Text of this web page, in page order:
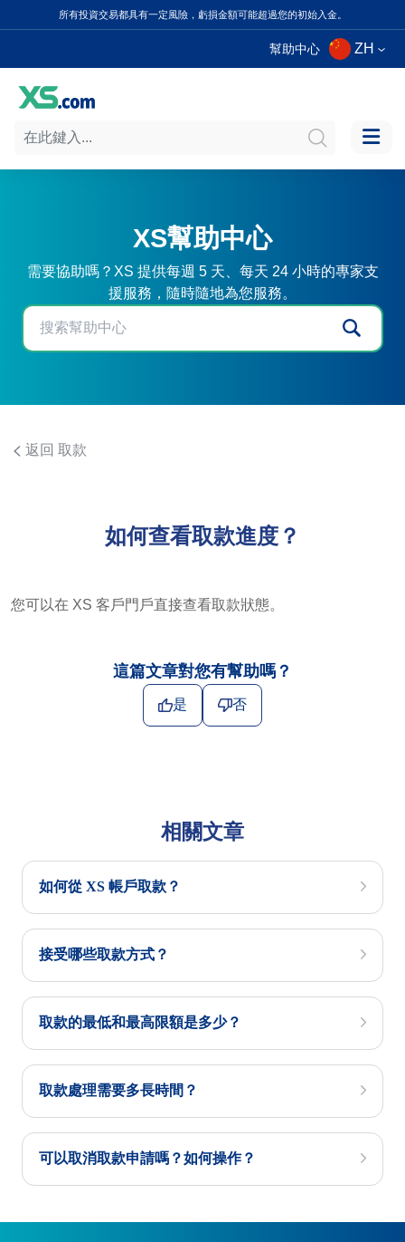
所有投資交易都具有一定風險，虧損金額可能超過您的初始入金。
幫助中心 ZH
XS幫助中心
需要協助嗎？XS 提供每週 5 天、每天 24 小時的專家支
援服務，隨時隨地為您服務。
返回 取款
如何查看取款進度？
您可以在 XS 客戶門戶直接查看取款狀態。
這篇文章對您有幫助嗎？
是 否
相關文章
如何從 XS 帳戶取款？
接受哪些取款方式？
取款的最低和最高限額是多少？
取款處理需要多長時間？
可以取消取款申請嗎？如何操作？